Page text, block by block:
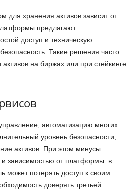
хранения активов зависит от
предлагают
доступ и техническую
Такие решения часто
на биржах или при стейкинге,
автоматизацию многих
уровень безопасности,
активов. При этом минусы
и зависимостью от платформы: в
может потерять доступ к своим
доверять третьей